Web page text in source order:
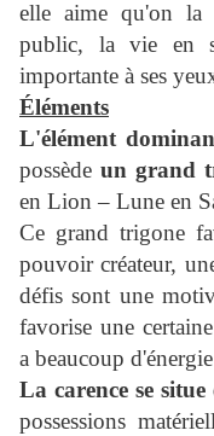
elle aime qu'on la
public, la vie en
importante à ses
Éléments
L'élément
possède un grand
en Lion – Lune en
Ce grand trigone
pouvoir créateur,
défis sont une
favorise une
a beaucoup
La carence se
possessions